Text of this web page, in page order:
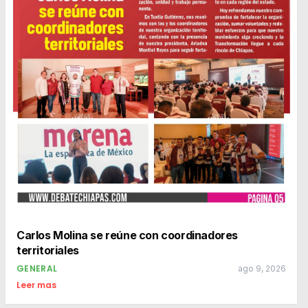
Carlos Molina se reúne con coordinadores
territoriales
GENERAL ago 9, 2026
Leer mas